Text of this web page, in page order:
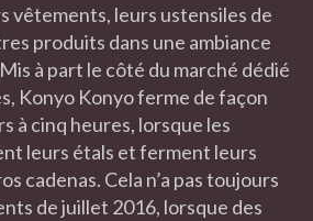
vêtements, leurs ustensiles de
produits dans une ambiance
à part le côté du marché dédié
Konyo Konyo ferme de façon
à cinq heures, lorsque les
leurs étals et ferment leurs
cadenas. Cela n’a pas toujours
de juillet 2016, lorsque des